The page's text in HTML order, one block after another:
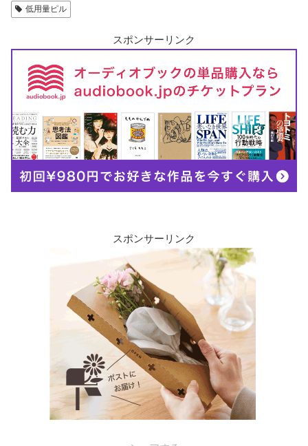
低用量ピル
スポンサーリンク
スポンサーリンク